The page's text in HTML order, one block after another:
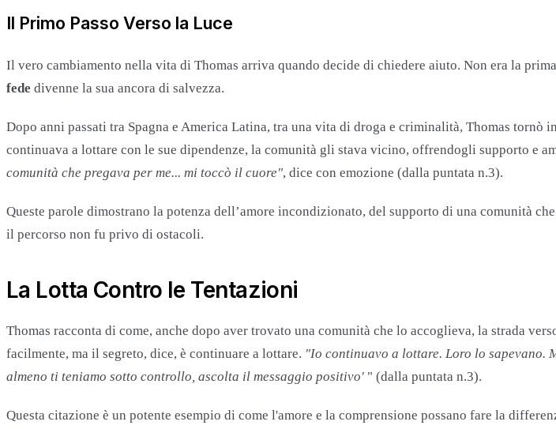
Il Primo Passo Verso la Luce
Il vero cambiamento nella vita di Thomas arriva quando decide di chiedere aiuto. Non era la
fede divenne la sua ancora di salvezza.
Dopo anni passati tra Spagna e America Latina, tra una vita di droga e criminalità, Thomas
continuava a lottare con le sue dipendenze, la comunità gli stava vicino, offrendogli supporto e
comunità che pregava per me... mi toccò il cuore", dice con emozione ​(dalla puntata n.3).
Queste parole dimostrano la potenza dell’amore incondizionato, del supporto di una comunità
il percorso non fu privo di ostacoli.
La Lotta Contro le Tentazioni
Thomas racconta di come, anche dopo aver trovato una comunità che lo accoglieva, la strada
facilmente, ma il segreto, dice, è continuare a lottare. "Io continuavo a lottare. Loro lo sapevano.
almeno ti teniamo sotto controllo, ascolta il messaggio positivo' " ​(dalla puntata n.3).
Questa citazione è un potente esempio di come l'amore e la comprensione possano fare la